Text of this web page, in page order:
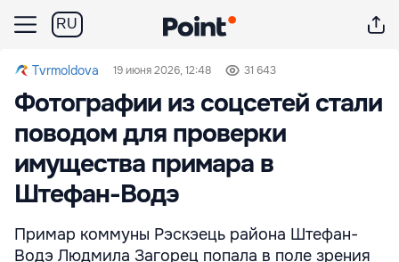
RU
Tvrmoldova 19 июня 2026, 12:48 31 643
Фотографии из соцсетей стали
поводом для проверки
имущества примара в
Штефан-Водэ
Примар коммуны Рэскэець района Штефан-
Водэ Людмила Загорец попала в поле зрения